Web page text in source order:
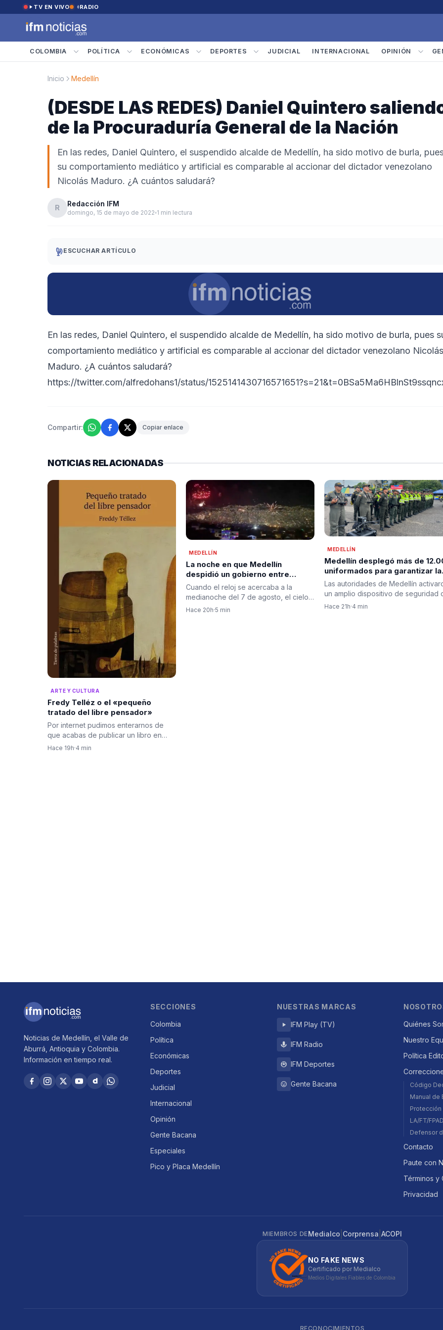
Saltar al contenido
TV EN VIVO RADIO
COLOMBIA POLÍTICA ECONÓMICAS DEPORTES JUDICIAL INTERNACIONAL OPINIÓN
Inicio Medellín
(DESDE LAS REDES) Daniel Quintero
de la Procuraduría General de la Nación
En las redes, Daniel Quintero, el suspendido alcalde de Medellín, ha sido motivo de burla,
su comportamiento mediático y artificial es comparable al accionar del dictador venezolano
Nicolás Maduro. ¿A cuántos saludará?
R Redacción IFM
domingo, 15 de mayo de 2022 1 min lectura
ESCUCHAR ARTÍCULO
En las redes, Daniel Quintero, el suspendido alcalde de Medellín, ha sido motivo de burla, pues
comportamiento mediático y artificial es comparable al accionar del dictador venezolano Nicolás
Maduro. ¿A cuántos saludará?
https://twitter.com/alfredohans1/status/
Compartir: Copiar enlace
NOTICIAS RELACIONADAS
ARTE Y CULTURA
Fredy Telléz o el «pequeño
tratado del libre pensador»
Por internet pudimos enterarnos de
que acabas de publicar un libro en
Francia, titulado “Petit…
Hace 19h·4 min
MEDELLÍN
La noche en que Medellín
despidió un gobierno entre
pólvora, abrazos y dando la
bienvenida a la esperanza de
Cuando el reloj se acercaba a la
medianoche del 7 de agosto, el cielo
de Medellín comenzó a…
Hace 20h·5 min
MEDELLÍN
Medellín desplegó más de
uniformados para garantizar la
seguridad durante jornada de
posesión presidencial en
prevención
Las autoridades de Medellín
un amplio dispositivo de seguridad
motivo de la posesión…
Hace 21h·4 min
Noticias de Medellín, el Valle de
Aburrá, Antioquia y Colombia.
Información en tiempo real.
SECCIONES
Colombia
Política
Económicas
Deportes
Judicial
Internacional
Opinión
Gente Bacana
Especiales
Pico y Placa Medellín
NUESTRAS MARCAS
IFM Play (TV)
IFM Radio
IFM Deportes
Gente Bacana
Quiénes
Nuestro
Política
Código
Manual de
Protección
LA/FT/
Defensor
Contacto
Paute con
Términos y
Privacidad
MIEMBROS DEMedialco Corprensa ACOPI
NO FAKE NEWS
Certificado por Medialco
Medios Digitales Fiables de Colombia
RECONOCIMIENTOS